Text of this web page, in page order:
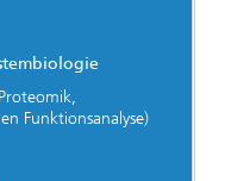
Funktionsanalyse)